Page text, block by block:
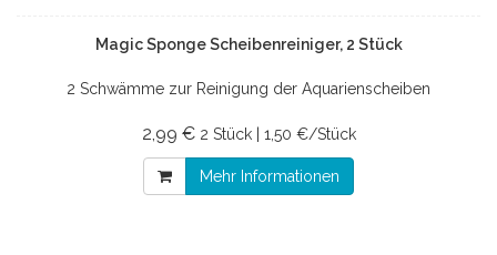
Magic Sponge Scheibenreiniger, 2 Stück
2 Schwämme zur Reinigung der Aquarienscheiben
2,99 € 2 Stück | 1,50 €/Stück
Mehr Informationen